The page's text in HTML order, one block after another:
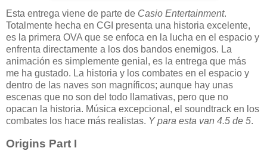
Esta entrega viene de parte de Casio Entertainment.
Totalmente hecha en CGI presenta una historia excelente,
es la primera OVA que se enfoca en la lucha en el espacio y
enfrenta directamente a los dos bandos enemigos. La
animación es simplemente genial, es la entrega que más
me ha gustado. La historia y los combates en el espacio y
dentro de las naves son magníficos; aunque hay unas
escenas que no son del todo llamativas, pero que no
opacan la historia. Música excepcional, el soundtrack en los
combates los hace más realistas. Y para esta van 4.5 de 5.
Origins Part I